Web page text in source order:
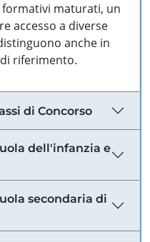
maturati, un
accesso a diverse
anche in
riferimento.
di Concorso
dell'infanzia e
secondaria di